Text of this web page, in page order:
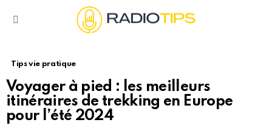
Tips vie pratique
Voyager à pied : les meilleurs
itinéraires de trekking en Europe
pour l’été 2024